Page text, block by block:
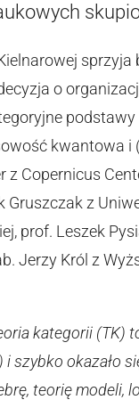
o
kwantowa i
z Copernicus
Gruszczak z
prof. Leszek
Jerzy Król z
kategorii (TK)
szybko okazało
teorię modeli,